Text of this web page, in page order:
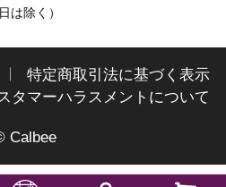
除く）
特定商取引法に基づく表示
タマーハラスメントについて
Calbee